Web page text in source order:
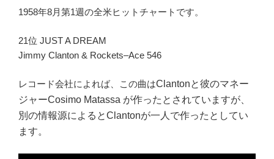
1958年8月第1週の全米ヒットチャートです。
21位 JUST A DREAM
Jimmy Clanton & Rockets–Ace 546
レコード会社によれば、この曲はClantonと彼のマネー
ジャーCosimo Matassa が作ったとされていますが、
別の情報源によるとClantonが一人で作ったとしてい
ます。